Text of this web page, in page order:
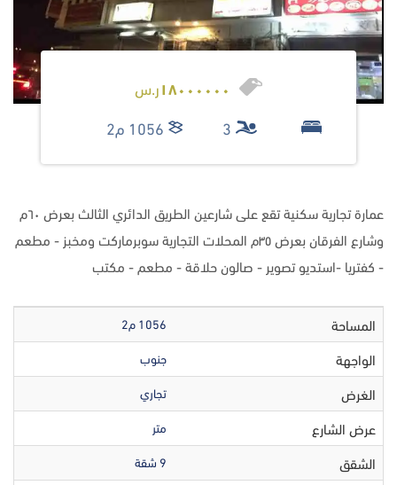
١٨٠٠٠٠٠٠ر.س
3
1056 م2
عمارة تجارية سكنية تقع على شارعين الطريق الدائري الثالث بعرض ٦٠م
وشارع الفرقان بعرض ٣٥م المحلات التجارية سوبرماركت ومخبز - مطعم
- كفتريا -استديو تصوير - صالون حلاقة - مطعم - مكتب
المساحة 1056 م2
الواجهة جنوب
الغرض تجاري
عرض الشارع متر
الشقق 9 شقة